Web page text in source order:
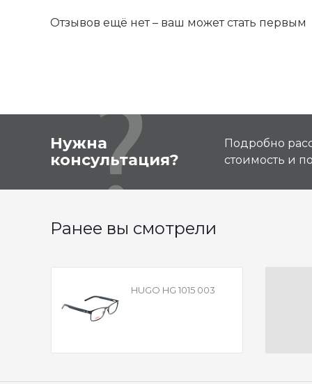
Отзывов ещё нет – ваш может стать первым
Нужна
консультация?
Подробно
стоимость и
Ранее вы смотрели
HUGO HG 1015 003